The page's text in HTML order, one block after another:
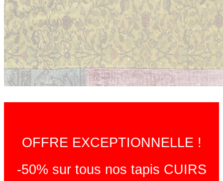
OFFRE EXCEPTIONNELLE !
-50% sur tous nos tapis CUIRS